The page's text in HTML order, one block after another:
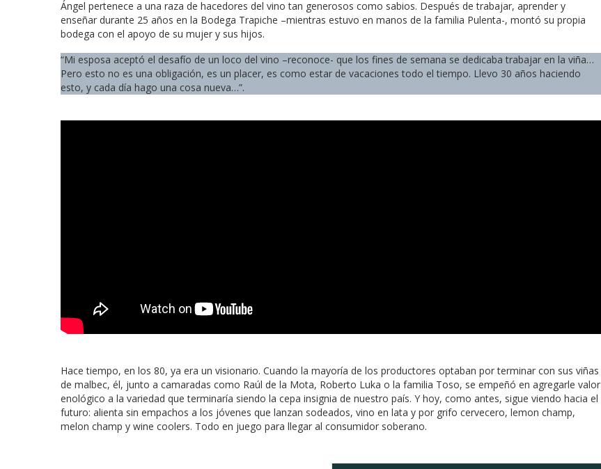
Ángel pertenece a una raza de hacedores del vino tan generosos como sabios. Después de trabajar, aprender y
enseñar durante 25 años en la Bodega Trapiche –mientras estuvo en manos de la familia Pulenta-, montó su propia
bodega con el apoyo de su mujer y sus hijos.
“Mi esposa aceptó el desafío de un loco del vino –reconoce- que los fines de semana se dedicaba trabajar en la viña…
Pero esto no es una obligación, es un placer, es como estar de vacaciones todo el tiempo. Llevo 30 años haciendo
esto, y cada día hago una cosa nueva…”.
Hace tiempo, en los 80, ya era un visionario. Cuando la mayoría de los productores optaban por terminar con sus viñas
de malbec, él, junto a camaradas como Raúl de la Mota, Roberto Luka o la familia Toso, se empeñó en agregarle valor
enológico a la variedad que terminaría siendo la cepa insignia de nuestro país. Y hoy, como antes, sigue viendo hacia el
futuro: alienta sin empachos a los jóvenes que lanzan sodeados, vino en lata y por grifo cervecero, lemon champ,
melon champ y wine coolers. Todo en juego para llegar al consumidor soberano.